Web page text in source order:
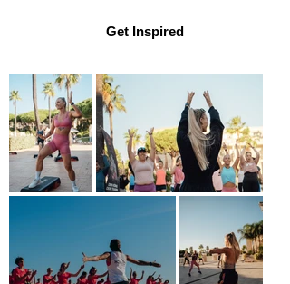
Get Inspired